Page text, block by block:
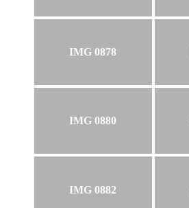
IMG 0878
IMG 0880
IMG 0882